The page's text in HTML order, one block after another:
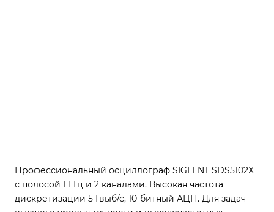
Профессиональный осциллограф SIGLENT SDS5102X
с полосой 1 ГГц и 2 каналами. Высокая частота
дискретизации 5 Гвыб/с, 10-битный АЦП. Для задач